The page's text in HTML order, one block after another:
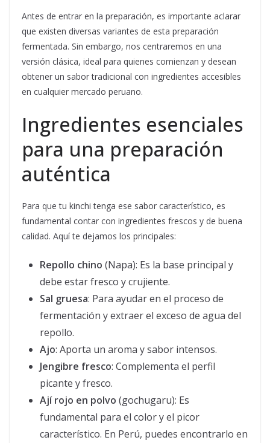
Antes de entrar en la preparación, es importante aclarar
que existen diversas variantes de esta preparación
fermentada. Sin embargo, nos centraremos en una
versión clásica, ideal para quienes comienzan y desean
obtener un sabor tradicional con ingredientes accesibles
en cualquier mercado peruano.
Ingredientes esenciales
para una preparación
auténtica
Para que tu kinchi tenga ese sabor característico, es
fundamental contar con ingredientes frescos y de buena
calidad. Aquí te dejamos los principales:
Repollo chino (Napa): Es la base principal y
debe estar fresco y crujiente.
Sal gruesa: Para ayudar en el proceso de
fermentación y extraer el exceso de agua del
repollo.
Ajo: Aporta un aroma y sabor intensos.
Jengibre fresco: Complementa el perfil
picante y fresco.
Ají rojo en polvo (gochugaru): Es
fundamental para el color y el picor
característico. En Perú, puedes encontrarlo en